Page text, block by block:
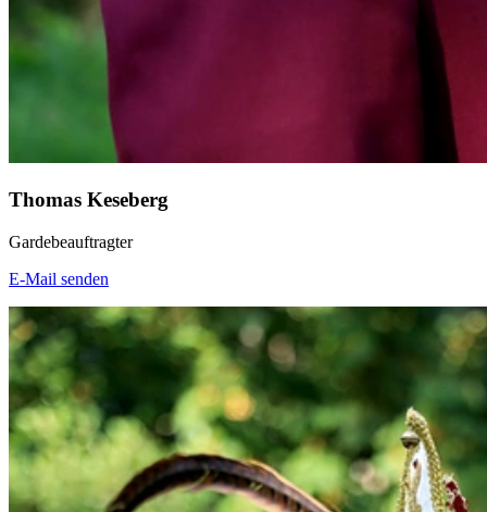
Thomas Keseberg
Gardebeauftragter
E-Mail senden